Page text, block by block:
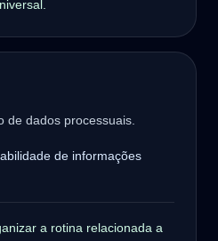
de dados processuais.
de informações
a rotina relacionada a